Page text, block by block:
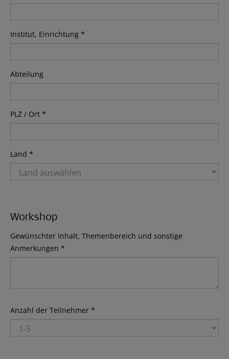
Institut, Einrichtung *
Abteilung
PLZ / Ort *
Land *
Workshop
Gewünschter Inhalt, Themenbereich und sonstige
Anmerkungen *
Anzahl der Teilnehmer *